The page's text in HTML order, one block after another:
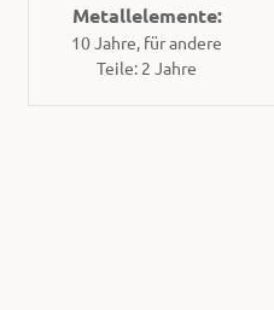
Metallelemente:
10 Jahre, für andere
Teile: 2 Jahre